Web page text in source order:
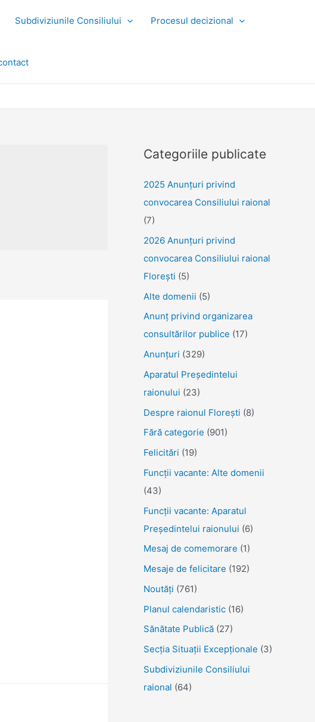
Subdiviziunile Consiliului Procesul decizional
Categoriile publicate
2025 Anunţuri privind
convocarea Consiliului raional
(7)
2026 Anunțuri privind
convocarea Consiliului raional
Florești (5)
Alte domenii (5)
Anunţ privind organizarea
consultărilor publice (17)
Anunţuri (329)
Aparatul Preşedintelui
raionului (23)
Despre raionul Floreşti (8)
Fără categorie (901)
Felicitări (19)
Funcţii vacante: Alte domenii
(43)
Funcții vacante: Aparatul
Președintelui raionului (6)
Mesaj de comemorare (1)
Mesaje de felicitare (192)
Noutăţi (761)
Planul calendaristic (16)
Sănătate Publică (27)
Secția Situații Excepționale (3)
Subdiviziunile Consiliului
raional (64)